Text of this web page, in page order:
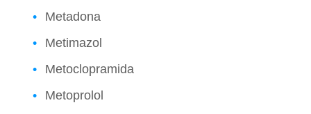
Metadona
Metimazol
Metoclopramida
Metoprolol